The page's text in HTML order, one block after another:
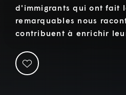
d'immigrants qui ont fait
remarquables nous
contribuent à enrichir